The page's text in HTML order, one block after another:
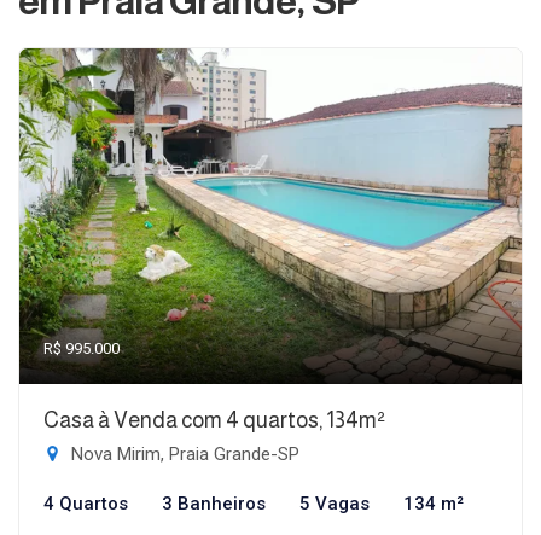
R$ 995.000
Casa à Venda com 4 quartos, 134m²
Nova Mirim, Praia Grande-SP
4 Quartos 3 Banheiros 5 Vagas 134 m²